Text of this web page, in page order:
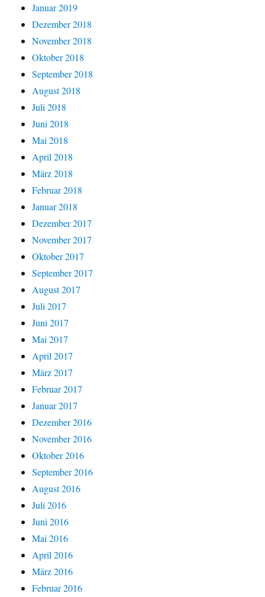
Januar 2019
Dezember 2018
November 2018
Oktober 2018
September 2018
August 2018
Juli 2018
Juni 2018
Mai 2018
April 2018
März 2018
Februar 2018
Januar 2018
Dezember 2017
November 2017
Oktober 2017
September 2017
August 2017
Juli 2017
Juni 2017
Mai 2017
April 2017
März 2017
Februar 2017
Januar 2017
Dezember 2016
November 2016
Oktober 2016
September 2016
August 2016
Juli 2016
Juni 2016
Mai 2016
April 2016
März 2016
Februar 2016